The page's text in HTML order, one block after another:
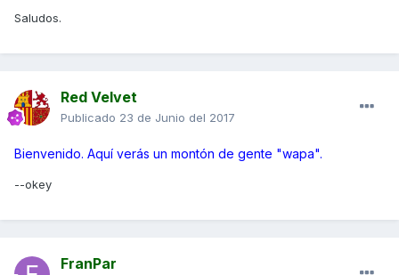
Saludos.
Red Velvet
Publicado 23 de Junio del 2017
Bienvenido. Aquí verás un montón de gente "wapa".
--okey
FranPar